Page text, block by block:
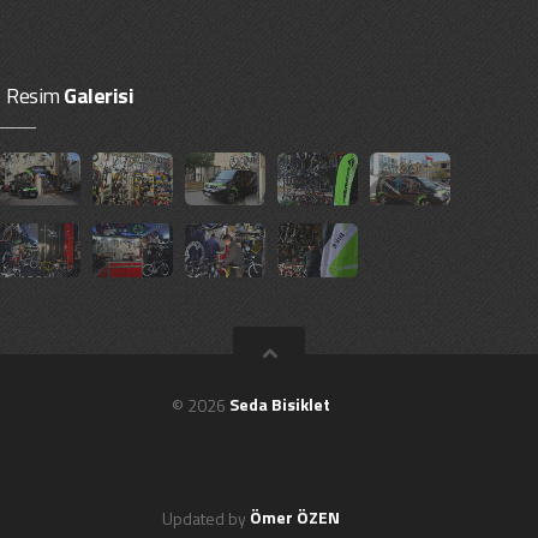
ResimGalerisi
© 2026 Seda Bisiklet
Updated by Ömer ÖZEN